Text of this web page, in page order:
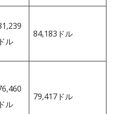
ドル
84,183ドル
ドル
79,417ドル